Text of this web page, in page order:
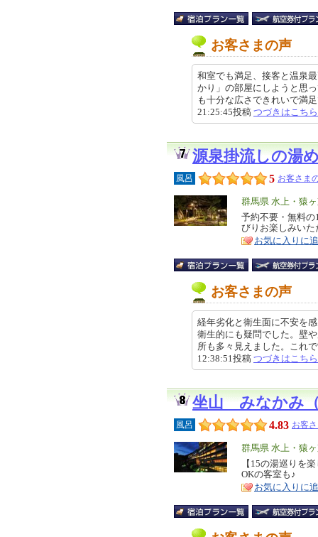
お客さまの声
和室でも満足、接客と温泉
かり」の部屋にしようと思
も十分な広さできれいで満
21:25:45投稿 つづきはこちら
源泉掛流しの湯
風呂 5 お客さま
エ
リ
ア
群馬県 水上・猿
特
徴
予約不要・無料
びりお楽しみいた
お気に入りに
お客さまの声
経年劣化と衛生面に不安を
衛生的にも疑問でした。壁
所も多々見えました。これ
12:38:51投稿 つづきはこちら
坐山 みなかみ
風呂 4.83 お客
エ
リ
ア
群馬県 水上・猿
特
徴
【15の湯巡りを
OKの客室も♪
お気に入りに